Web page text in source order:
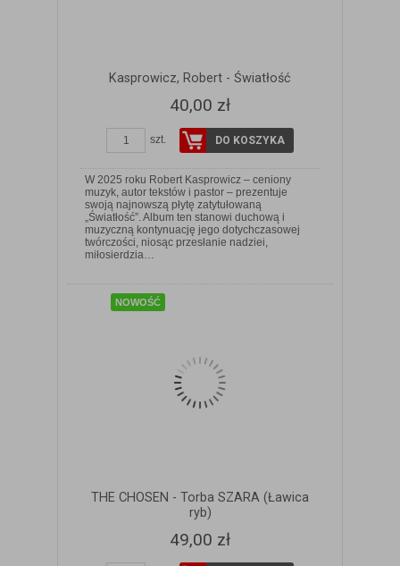
Kasprowicz, Robert - Światłość
40,00 zł
szt. DO KOSZYKA
W 2025 roku Robert Kasprowicz – ceniony
muzyk, autor tekstów i pastor – prezentuje
swoją najnowszą płytę zatytułowaną
„Światłość”. Album ten stanowi duchową i
muzyczną kontynuację jego dotychczasowej
twórczości, niosąc przesłanie nadziei,
miłosierdzia…
ZOBACZ SZCZEGÓŁY
NOWOŚĆ
THE CHOSEN - Torba SZARA (Ławica
ryb)
49,00 zł